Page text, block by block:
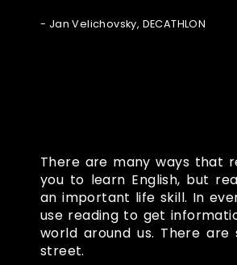
- Jan Velichovsky, DECATHLON
There are many ways that
you to learn English, but
an important life skill. In
use reading to get
world around us. There are
street.